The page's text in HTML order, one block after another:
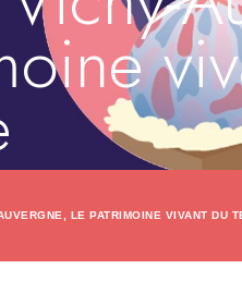
LE PATRIMOINE VIVANT DU